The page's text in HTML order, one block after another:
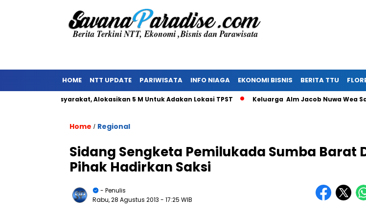
HOME NTT UPDATE PARIWISATA INFO NIAGA EKONOMI BISNIS BERITA TTU
Masyarakat, Alokasikan 5 M Untuk Adakan Lokasi TPST Keluarga Alm Jacob Nuwa Wea
Home / Regional
Sidang Sengketa Pemilukada Sumba Barat
Pihak Hadirkan Saksi
- Penulis
Rabu, 28 Agustus 2013 - 17:25 WIB